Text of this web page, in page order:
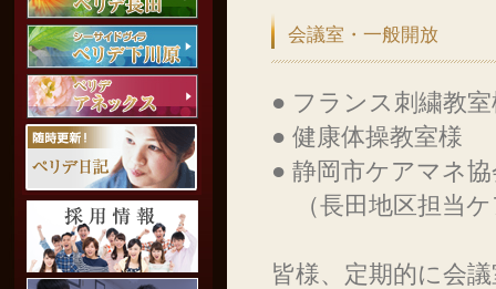
会議室・一般開放
● フランス刺繍教
● 健康体操教室様
● 静岡市ケアマネ
（長田地区担当
皆様、定期的に会